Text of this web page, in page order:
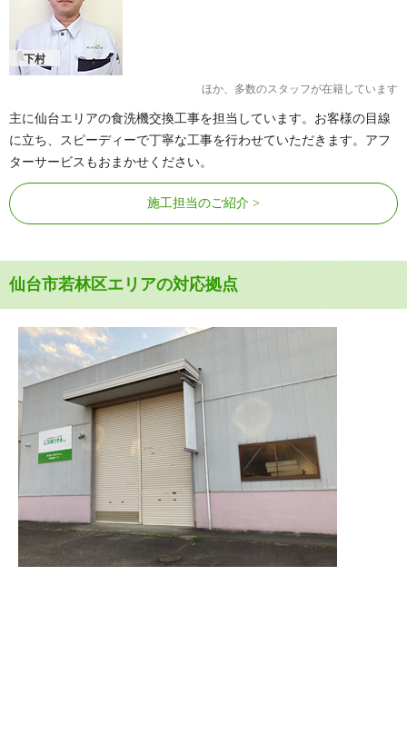
下村
ほか、多数のスタッフが在籍しています
主に仙台エリアの食洗機交換工事を担当しています。お客様の目線
に立ち、スピーディーで丁寧な工事を行わせていただきます。アフ
ターサービスもおまかせください。
施工担当のご紹介
仙台市若林区エリアの対応拠点